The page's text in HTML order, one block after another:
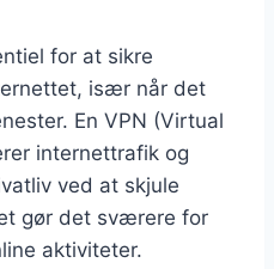
for at sikre
især når det
En VPN (Virtual
internettrafik og
ved at skjule
gør det sværere for
aktiviteter.